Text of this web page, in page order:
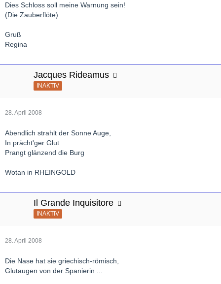
Dies Schloss soll meine Warnung sein!
(Die Zauberflöte)
Gruß
Regina
Jacques Rideamus
INAKTIV
28. April 2008
Abendlich strahlt der Sonne Auge,
In prächt'ger Glut
Prangt glänzend die Burg
Wotan in RHEINGOLD
Il Grande Inquisitore
INAKTIV
28. April 2008
Die Nase hat sie griechisch-römisch,
Glutaugen von der Spanierin ...